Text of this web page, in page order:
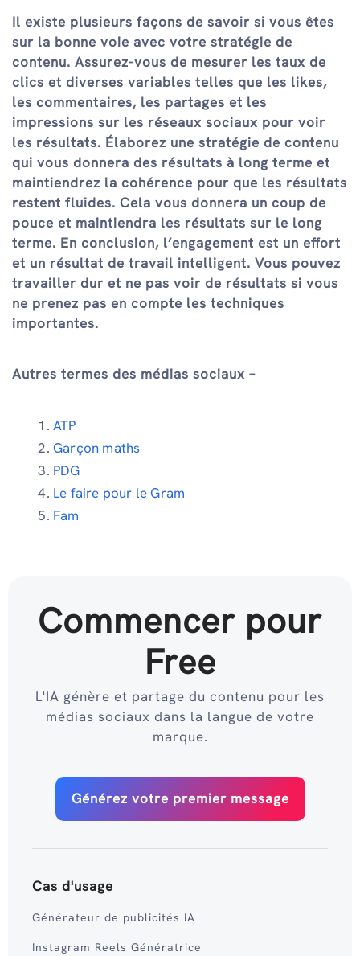
Il existe plusieurs façons de savoir si vous êtes
sur la bonne voie avec votre stratégie de
contenu. Assurez-vous de mesurer les taux de
clics et diverses variables telles que les likes,
les commentaires, les partages et les
impressions sur les réseaux sociaux pour voir
les résultats. Élaborez une stratégie de contenu
qui vous donnera des résultats à long terme et
maintiendrez la cohérence pour que les résultats
restent fluides. Cela vous donnera un coup de
pouce et maintiendra les résultats sur le long
terme. En conclusion, l’engagement est un effort
et un résultat de travail intelligent. Vous pouvez
travailler dur et ne pas voir de résultats si vous
ne prenez pas en compte les techniques
importantes.
Autres termes des médias sociaux –
ATP
Garçon maths
PDG
Le faire pour le Gram
Fam
Commencer pour
Free
L'IA génère et partage du contenu pour les
médias sociaux dans la langue de votre
marque.
Générez votre premier message
Cas d'usage
Générateur de publicités IA
Instagram Reels Génératrice